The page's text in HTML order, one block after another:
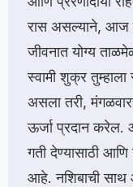
रास असल्याने, आज
जीवनात योग्य
स्वामी शुक्र
असला तरी,
ऊर्जा प्रदान करेल.
गती देण्यासाठी
आहे. नशिबाची साथ